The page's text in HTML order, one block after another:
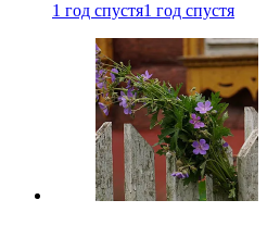
1 год спустя1 год спустя